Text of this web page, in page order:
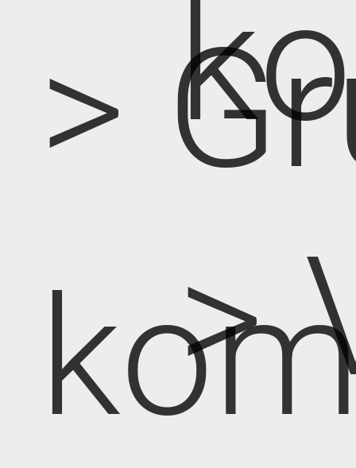
>
>